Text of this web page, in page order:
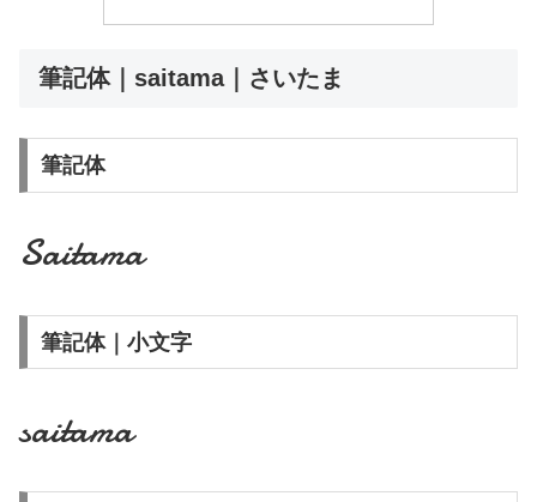
筆記体｜saitama｜さいたま
筆記体
Saitama
筆記体｜小文字
saitama